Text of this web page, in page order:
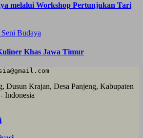
melalui Workshop Pertunjukan Tari
Seni Budaya
Khas Jawa Timur
Dusun Krajan, Desa Panjeng, Kabupaten
Indonesia